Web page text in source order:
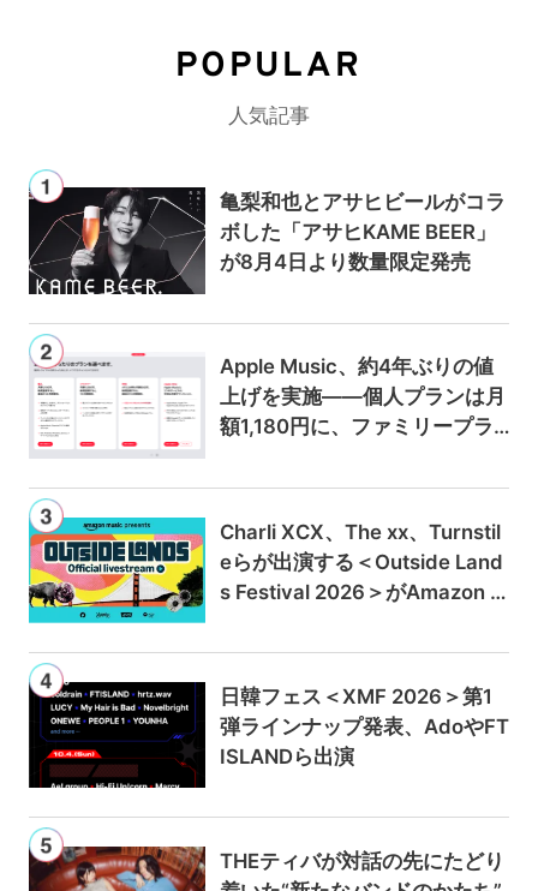
POPULAR
人気記事
亀梨和也とアサヒビールがコラ
ボした「アサヒKAME BEER」
が8月4日より数量限定発売
Apple Music、約4年ぶりの値
上げを実施——個人プランは月
額1,180円に、ファミリープラ
Charli XCX、The xx、Turnstil
eらが出演する＜Outside Land
s Festival 2026＞がAmazon M
ブ配信
日韓フェス＜XMF 2026＞第1
弾ラインナップ発表、AdoやFT
ISLANDら出演
THEティバが対話の先にたどり